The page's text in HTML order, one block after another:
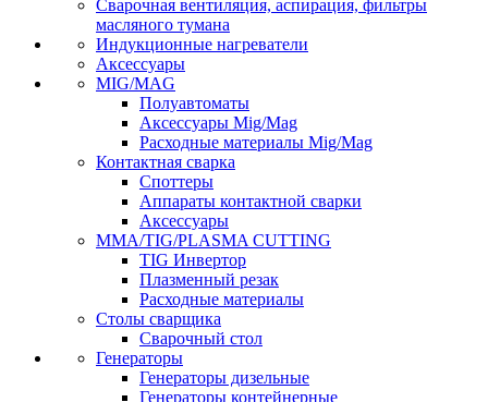
Сварочная вентиляция, аспирация, фильтры
масляного тумана
Индукционные нагреватели
Аксессуары
MIG/MAG
Полуавтоматы
Аксессуары Mig/Mag
Расходные материалы Mig/Mag
Контактная сварка
Споттеры
Аппараты контактной сварки
Аксессуары
MMA/TIG/PLASMA CUTTING
TIG Инвертор
Плазменный резак
Расходные материалы
Столы сварщика
Сварочный стол
Генераторы
Генераторы дизельные
Генераторы контейнерные